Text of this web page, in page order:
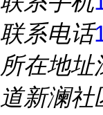
联系电话
所在地址
道新澜